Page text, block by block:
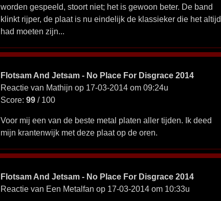
worden gespeeld, stoort niet; het is gewoon beter. De band
klinkt rijper, de plaat is nu eindelijk de klassieker die het altijd
had moeten zijn...
Flotsam And Jetsam - No Place For Disgrace 2014
Reactie van Mathijn op 17-03-2014 om 09:24u
Score: 99/ 100
Voor mij een van de beste metal platen aller tijden. Ik deed
mijn krantenwijk met deze plaat op de oren.
Flotsam And Jetsam - No Place For Disgrace 2014
Reactie van Een Metalfan op 17-03-2014 om 10:33u